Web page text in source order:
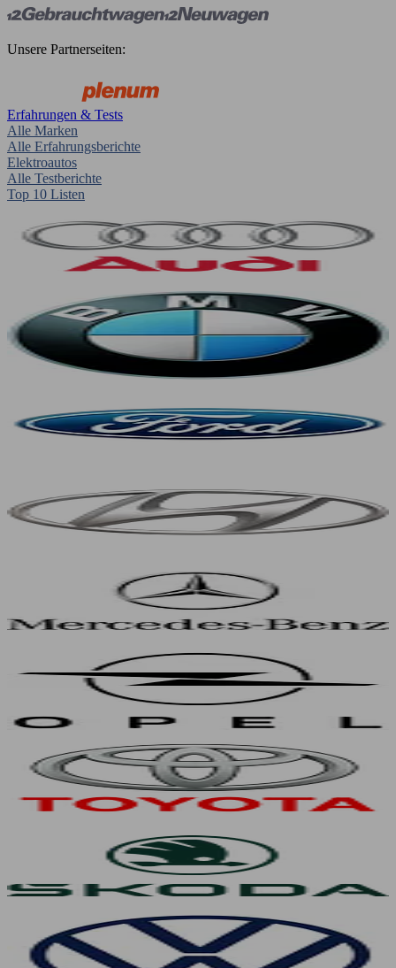
Unsere Partnerseiten:
Erfahrungen & Tests
Alle Marken
Alle Erfahrungsberichte
Elektroautos
Alle Testberichte
Top 10 Listen